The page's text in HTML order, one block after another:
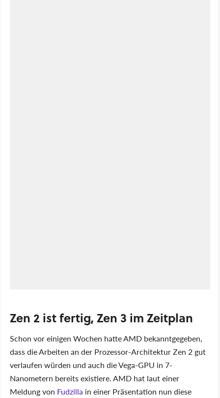
Zen 2 ist fertig, Zen 3 im Zeitplan
Schon vor einigen Wochen hatte AMD bekanntgegeben,
dass die Arbeiten an der Prozessor-Architektur Zen 2 gut
verlaufen würden und auch die Vega-GPU in 7-
Nanometern bereits existiere. AMD hat laut einer
Meldung von Fudzilla in einer Präsentation nun diese